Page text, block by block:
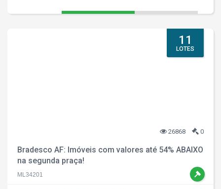
11
LOTES
26868 0
Bradesco AF: Imóveis com valores até 54% ABAIXO
na segunda praça!
ML34201